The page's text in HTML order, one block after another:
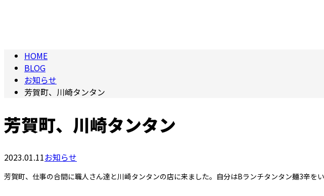
HOME
BLOG
お知らせ
芳賀町、川崎タンタン
芳賀町、川崎タンタン
2023.01.11お知らせ
芳賀町、仕事の合間に職人さん達と川崎タンタンの店に来ました。自分はBランチタンタン麺3辛を